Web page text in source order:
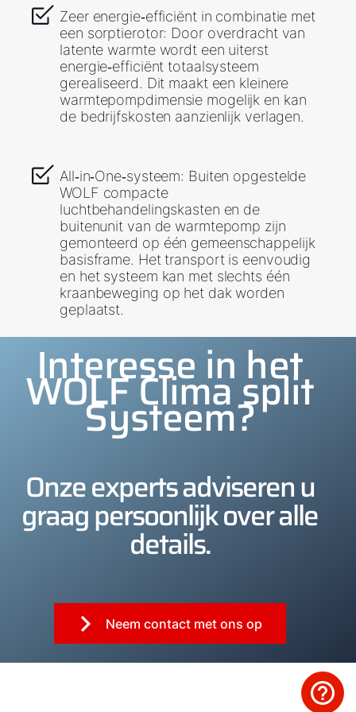
Zeer energie‑efficiënt in combinatie met
een sorptierotor: Door overdracht van
latente warmte wordt een uiterst
energie‑efficiënt totaal­systeem
gerealiseerd. Dit maakt een kleinere
warmtepompdimensie mogelijk en kan
de bedrijfskosten aanzienlijk verlagen.
All‑in‑One‑systeem: Buiten opgestelde
WOLF compacte
luchtbehandelingskasten en de
buitenunit van de warmtepomp zijn
gemonteerd op één gemeenschappelijk
basisframe. Het transport is eenvoudig
en het systeem kan met slechts één
kraanbeweging op het dak worden
geplaatst.
Interesse in het
WOLF Clima split
Systeem?
Onze experts adviseren u
graag persoonlijk over alle
details.
Neem contact met ons op